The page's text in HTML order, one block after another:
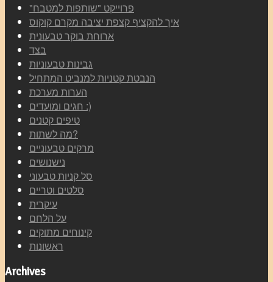
"פרוייקט "שותפות למטבח
איך להקציף קצפת יציבה מקרם קוקוס
ארוחת בוקר טבעונית
בצד
גבינות טבעוניות
הנבטת קטניות למנביט המתחיל
הערות מערכת
חגים ומועדים :)
טיפים קטנים
מה לשתות?
מרקים טבעוניים
נישנושים
סל קניות טבעוני
סלטים וטריים
עיקרית
על הלחם
קינוחים מתוקים
ראשונות
Archives